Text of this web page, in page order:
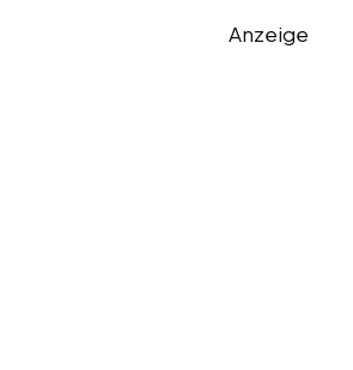
Anzeige